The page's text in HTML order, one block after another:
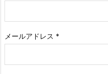
メールアドレス *